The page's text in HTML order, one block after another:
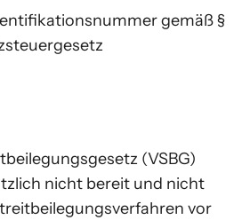
gemäß §
(VSBG)
nicht bereit und nicht
vor